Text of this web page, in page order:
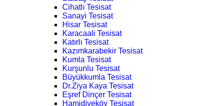
Cihatlı Tesisat
Sanayi Tesisat
Hisar Tesisat
Karacaali Tesisat
Katırlı Tesisat
Kazımkarabekir Tesisat
Kumla Tesisat
Kurşunlu Tesisat
Büyükkumla Tesisat
Dr.Ziya Kaya Tesisat
Eşref Dinçer Tesisat
Hamidiyeköy Tesisat